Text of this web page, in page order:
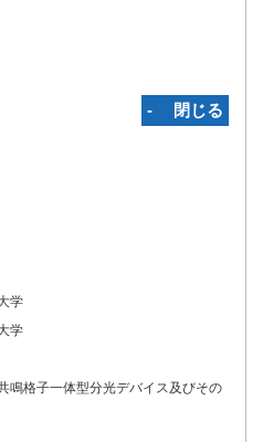
‐ 閉じる
学
学
鳴格子一体型分光デバイス及びその